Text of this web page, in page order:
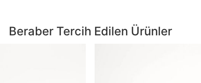
Beraber Tercih Edilen Ürünler